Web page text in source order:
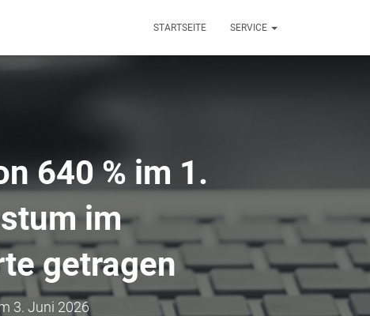
STARTSEITE SERVICE
640 % im 1.
im
getragen
3. Juni 2026